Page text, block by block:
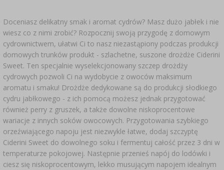
Doceniasz delikatny smak i aromat cydrów? Masz dużo jabłek i nie
wiesz co z nimi zrobić? Rozpocznij swoją przygodę z domowym
cydrownictwem, ułatwi Ci to nasz niezastąpiony podczas produkcji
domowych trunków produkt - szlachetne, suszone drożdże Ciderini
Sweet. Ten specjalnie wyselekcjonowany szczep drożdży
cydrowych pozwoli Ci na wydobycie z owoców maksimum
aromatu i smaku! Drożdże dedykowane są do produkcji słodkiego
cydru jabłkowego - z ich pomocą możesz jednak przygotować
również perry z gruszek, a także dowolne niskoprocentowe
wariacje z innych soków owocowych. Przygotowania szybkiego
orzeźwiającego napoju jest niezwykle łatwe, dodaj szczyptę
Ciderini Sweet do dowolnego soku i fermentuj całość przez 3 dni w
temperaturze pokojowej. Następnie przenieś napój do lodówki i
ciesz się niskoprocentowym, lekko musującym napojem idealnym